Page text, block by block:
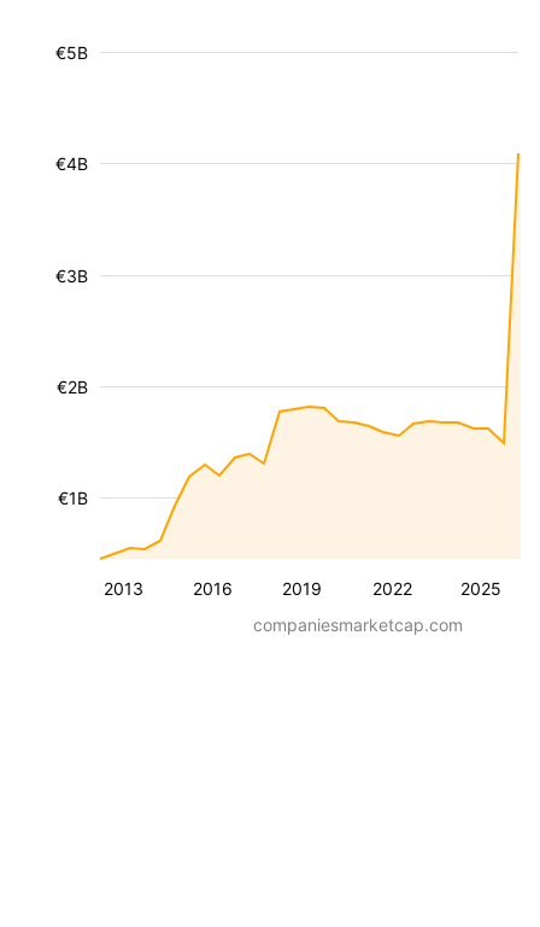
2013 2016 2019 2022 2025
€1B
€2B
€3B
€4B
€5B
companiesmarketcap.com